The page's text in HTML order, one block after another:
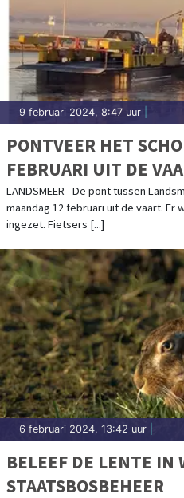
9 februari 2024, 8:47 uur
PONTVEER HET
FEBRUARI UIT DE
LANDSMEER - De pont tussen
maandag 12 februari uit de vaart.
ingezet. Fietsers [...]
6 februari 2024, 13:42 uur
BELEEF DE LENTE IN
STAATSBOSBEHEER